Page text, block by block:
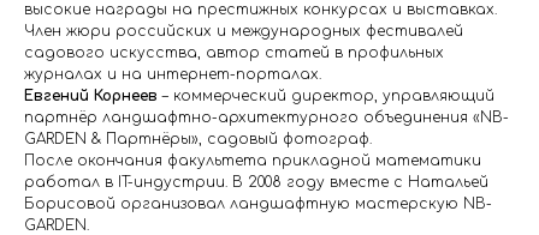
высокие награды на престижных конкурсах и выставках.
Член жюри российских и международных фестивалей
садового искусства, автор статей в профильных
журналах и на интернет-порталах.
Евгений Корнеев – коммерческий директор, управляющий
партнёр ландшафтно-архитектурного объединения «NB-
GARDEN & Партнёры», садовый фотограф.
После окончания факультета прикладной математики
работал в IT-индустрии. В 2008 году вместе с Натальей
Борисовой организовал ландшафтную мастерскую NB-
GARDEN.